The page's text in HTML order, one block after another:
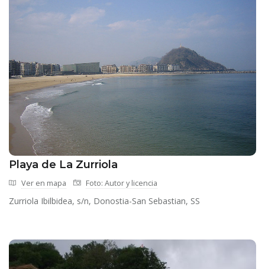
Playa de La Zurriola
Ver en mapa Foto: Autor y licencia
Zurriola Ibilbidea, s/n, Donostia-San Sebastian, SS